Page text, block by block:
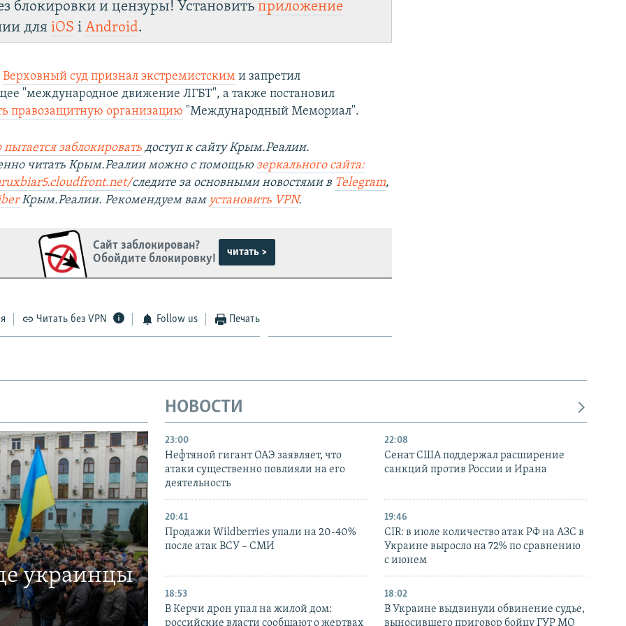
блокировки и цензуры! Установитьприложение
дляiOS іAndroid.
Верховный суд признал экстремистским и запретил
"международное движение ЛГБТ", а также постановил
правозащитную организацию "Международный Мемориал".
заблокировать доступ к сайту Крым.Реалии.
читать Крым.Реалии можно с помощьюзеркального сайта:
следите за основными новостями в Telegram,
Крым.Реалии. Рекомендуем вам установить VPN.
Сайт заблокирован?
Обойдите блокировку!
читать >
Читать без VPN Follow us Печать
украинцы
НОВОСТИ
23:00
Нефтяной гигант ОАЭ заявляет, что
атаки существенно повлияли на его
деятельность
22:08
Сенат США поддержал расширение
санкций против России и Ирана
20:41
Продажи Wildberries упали на 20-40%
после атак ВСУ – СМИ
19:46
CIR: в июле количество атак РФ на АЗС в
Украине выросло на 72% по сравнению
с июнем
18:53
В Керчи дрон упал на жилой дом:
российские власти сообщают о жертвах
18:02
В Украине выдвинули обвинение судье,
выносившего приговор бойцу ГУР МО